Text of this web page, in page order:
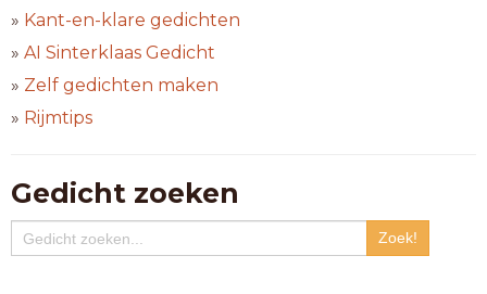
» Kant-en-klare gedichten
» AI Sinterklaas Gedicht
» Zelf gedichten maken
» Rijmtips
Gedicht zoeken